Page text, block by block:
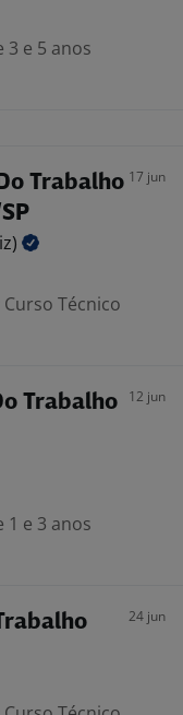
3 e 5 anos
Trabalho 17 jun
Curso Técnico
Trabalho
12 jun
1 e 3 anos
24 jun